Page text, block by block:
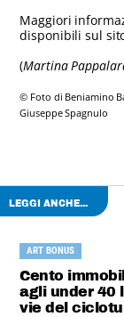
Maggiori
disponibili sul
(Martina
© Foto di Beniamino
Giuseppe Spagnulo
LEGGI ANCHE...
ART BONUS
Cento
agli under 40
vie del